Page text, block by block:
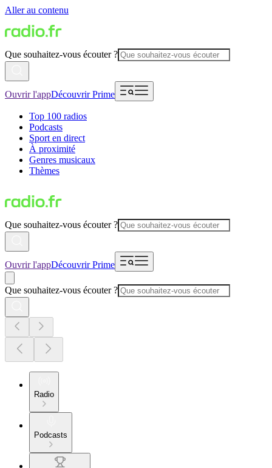
Aller au contenu
Que souhaitez-vous écouter ?
Ouvrir l'appDécouvrir Prime
Top 100 radios
Podcasts
Sport en direct
À proximité
Genres musicaux
Thèmes
Que souhaitez-vous écouter ?
Ouvrir l'appDécouvrir Prime
Que souhaitez-vous écouter ?
Radio
Podcasts